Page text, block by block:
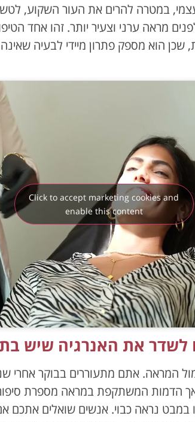
עצמי, במטרה להרים את העור השקוע,
מראה ערני וצעיר יותר. זהו אחד
שכן הוא מספק פתרון מיידי לבעיה
Click to accept marketing cookies and
enable this content
לשדר את האנרגיה שיש
המראה. אתם מתעוררים בבוקר אחרי
אך הדמות המשתקפת במראה מספרת סיפור
במבט נראה כבוי. אנשים שואלים אתכם